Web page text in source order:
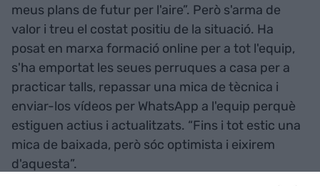
meus plans de futur per l'aire”. Però s'arma de
valor i treu el costat positiu de la situació. Ha
posat en marxa formació online per a tot l'equip,
s'ha emportat les seues perruques a casa per a
practicar talls, repassar una mica de tècnica i
enviar-los vídeos per WhatsApp a l'equip perquè
estiguen actius i actualitzats. “Fins i tot estic una
mica de baixada, però sóc optimista i eixirem
d'aquesta”.